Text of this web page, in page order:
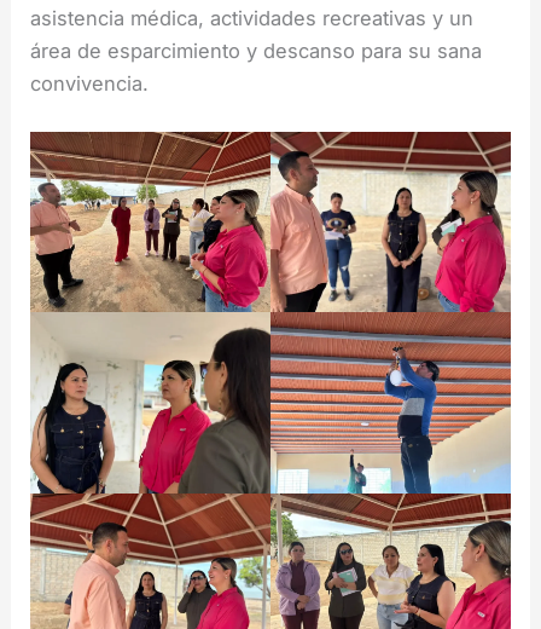
asistencia médica, actividades recreativas y un
área de esparcimiento y descanso para su sana
convivencia.